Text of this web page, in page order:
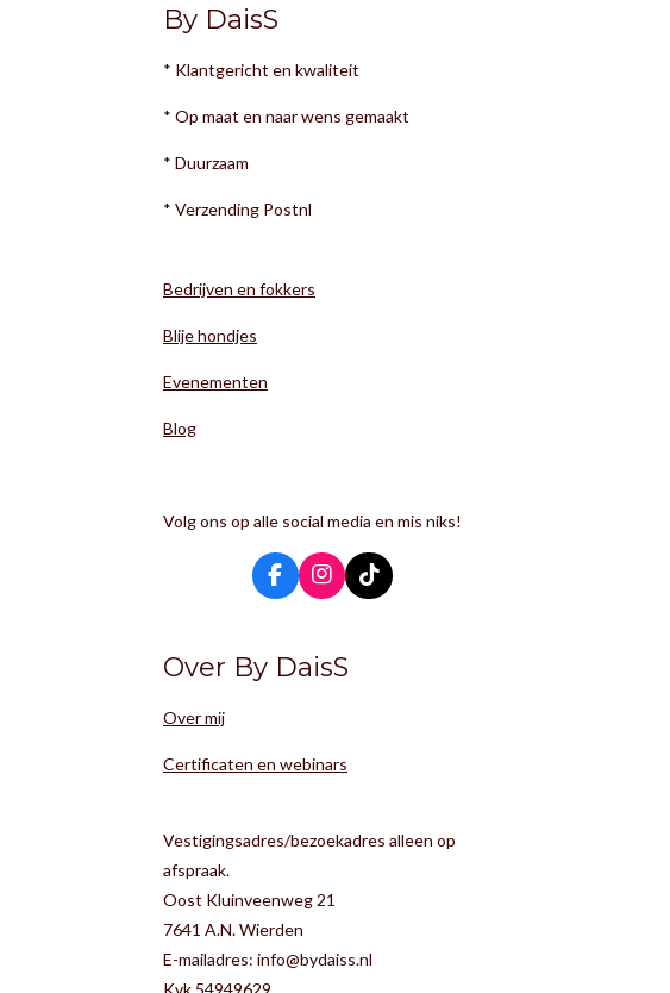
By DaisS
* Klantgericht en kwaliteit
* Op maat en naar wens gemaakt
* Duurzaam
* Verzending Postnl
Bedrijven en fokkers
Blije hondjes
Evenementen
Blog
Volg ons op alle social media en mis niks!
F
a
b
I
n
a
T
i
Over By DaisS
Over mij
Certificaten en webinars
Vestigingsadres/bezoekadres alleen op
afspraak.
Oost Kluinveenweg 21
7641 A.N. Wierden
E-mailadres: info@bydaiss.nl
Kvk 54949629